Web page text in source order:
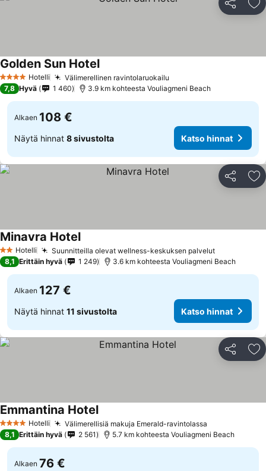
Jaa
4 Tähtiluokitus
Hotelli Välimerellinen ravintolaruokailu
Golden Sun Hotel
7,8 Hyvä 1 460 3.9 km kohteesta Vouliagmeni Beach
Alkaen 108 €
Näytä hinnat 8 sivustolta Katso hinnat
Jaa
2 Tähtiluokitus
Hotelli Suunnitteilla olevat wellness-keskuksen palvelut
Minavra Hotel
8,1 Erittäin hyvä 1 249 3.6 km kohteesta Vouliagmeni Beach
Alkaen 127 €
Näytä hinnat 11 sivustolta Katso hinnat
Jaa
4 Tähtiluokitus
Hotelli Välimerellisiä makuja Emerald-ravintolassa
Emmantina Hotel
8,1 Erittäin hyvä 2 561 5.7 km kohteesta Vouliagmeni Beach
Alkaen 76 €